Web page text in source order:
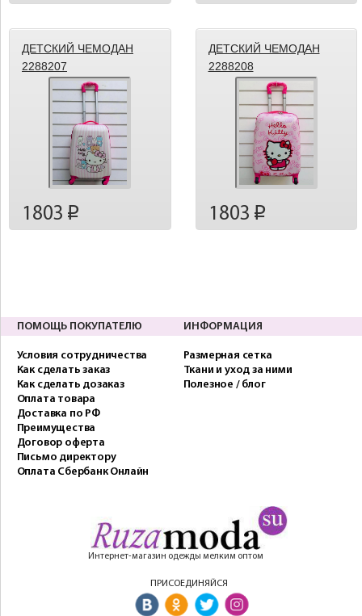
ДЕТСКИЙ ЧЕМОДАН
2288207
1803 p
ДЕТСКИЙ ЧЕМОДАН
2288208
1803 p
ПОМОЩЬ ПОКУПАТЕЛЮ
Условия сотрудничества
Как сделать заказ
Как сделать дозаказ
Оплата товара
Доставка по РФ
Преимущества
Договор оферта
Письмо директору
Оплата Сбербанк Онлайн
ИНФОРМАЦИЯ
Размерная сетка
Ткани и уход за ними
Полезное / блог
Интернет-магазин одежды мелким оптом
ПРИСОЕДИНЯЙСЯ